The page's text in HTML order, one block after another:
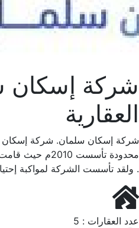
شركة إسكان
العقارية
شركة إسكان سلمان. شركة
محدودة تأسست
ولقد تأسست الشركة لمواكبة إحتياجات السوق السعودي .
عدد العقارات : 5